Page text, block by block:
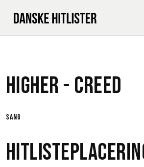
Higher - Creed
sang